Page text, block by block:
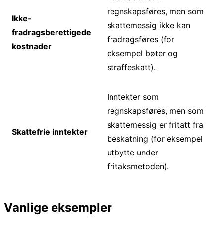
Ikke-
fradragsberettigede
kostnader
regnskapsføres, men som
skattemessig ikke kan
fradragsføres (for
eksempel bøter og
straffeskatt).
Skattefrie inntekter
Inntekter som
regnskapsføres, men som
skattemessig er fritatt fra
beskatning (for eksempel
utbytte under
fritaksmetoden).
Vanlige eksempler